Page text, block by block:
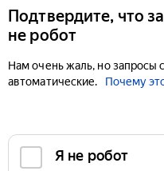
Подтвердите, что
не робот
Нам очень жаль, но запросы
автоматические.
Почему